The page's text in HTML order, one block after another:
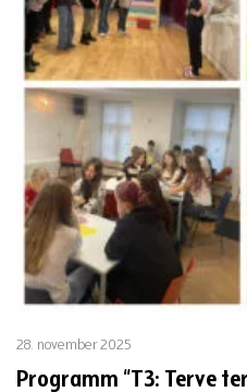
28. november 2025
Programm “T3: Terve